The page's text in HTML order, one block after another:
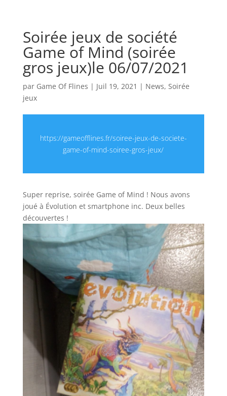
Soirée jeux de société
Game of Mind (soirée
gros jeux)le 06/07/2021
par Game Of Flines | Juil 19, 2021 | News, Soirée
jeux
https://gameofflines.fr/soiree-jeux-de-societe-
game-of-mind-soiree-gros-jeux/
Super reprise, soirée Game of Mind ! Nous avons
joué à Évolution et smartphone inc. Deux belles
découvertes !